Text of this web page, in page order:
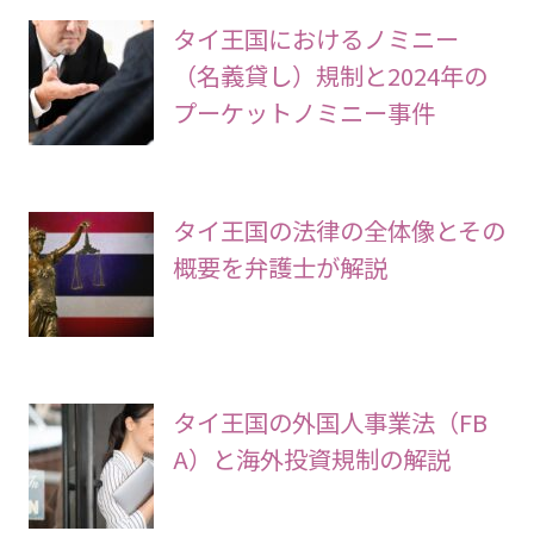
タイ王国におけるノミニー
（名義貸し）規制と2024年の
プーケットノミニー事件
タイ王国の法律の全体像とその
概要を弁護士が解説
タイ王国の外国人事業法（FB
A）と海外投資規制の解説